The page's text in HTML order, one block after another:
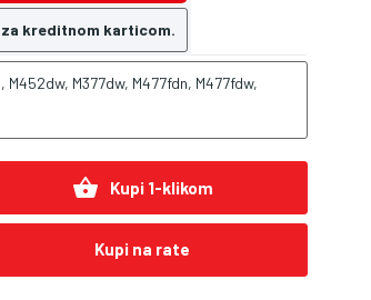
kreditnom karticom.
M377dw, M477fdn, M477fdw,
shopping_basket Kupi 1-klikom
Kupi na rate